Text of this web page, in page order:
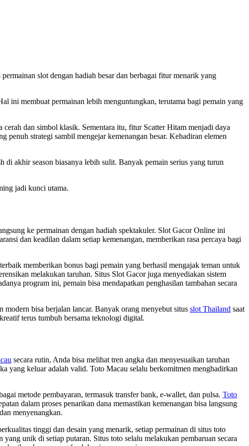
slot dengan hadiah besar dan berbagai fitur menarik yang
ini membuat permainan lebih menguntungkan, terutama bagi pemain yang
dan simbol klasik. Sementara itu, fitur Scatter Hitam menjadi daya
strategi sambil mengejar kemenangan besar. Kehadiran elemen
di akhir season biasanya lebih sulit. Banyak pemain serius yang turun
jadi kunci utama.
ke permainan dengan hadiah spektakuler. Slot Gacor Online ini
dan keadilan dalam setiap kemenangan, memberikan rasa percaya bagi
memberikan bonus bagi pemain yang berhasil mengajak teman untuk
melakukan taruhan. Situs Slot Gacor juga menyediakan sistem
program ini, pemain bisa mendapatkan penghasilan tambahan secara
bisa berjalan lancar. Banyak orang menyebut situs slot Thailand saat
terus tumbuh bersama teknologi digital.
secara rutin, Anda bisa melihat tren angka dan menyesuaikan taruhan
yang keluar adalah valid. Toto Macau selalu berkomitmen menghadirkan
metode pembayaran, termasuk transfer bank, e-wallet, dan pulsa. Toto
dalam proses penarikan dana memastikan kemenangan bisa langsung
menyenangkan.
tinggi dan desain yang menarik, setiap permainan di situs toto
unik di setiap putaran. Situs toto selalu melakukan pembaruan secara